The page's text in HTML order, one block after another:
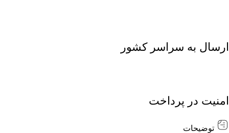
ارسال به سراسر کشور
امنیت در پرداخت
توضیحات